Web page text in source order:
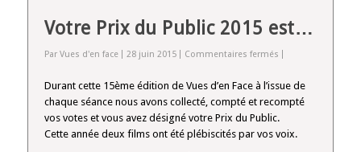
Votre Prix du Public 2015 est…
Par Vues d'en face 28 juin 2015 Commentaires fermés sur
Public
2015
est…
Durant cette 15ème édition de Vues d’en Face à l’issue de
chaque séance nous avons collecté, compté et recompté
vos votes et vous avez désigné votre Prix du Public.
Cette année deux films ont été plébiscités par vos voix.